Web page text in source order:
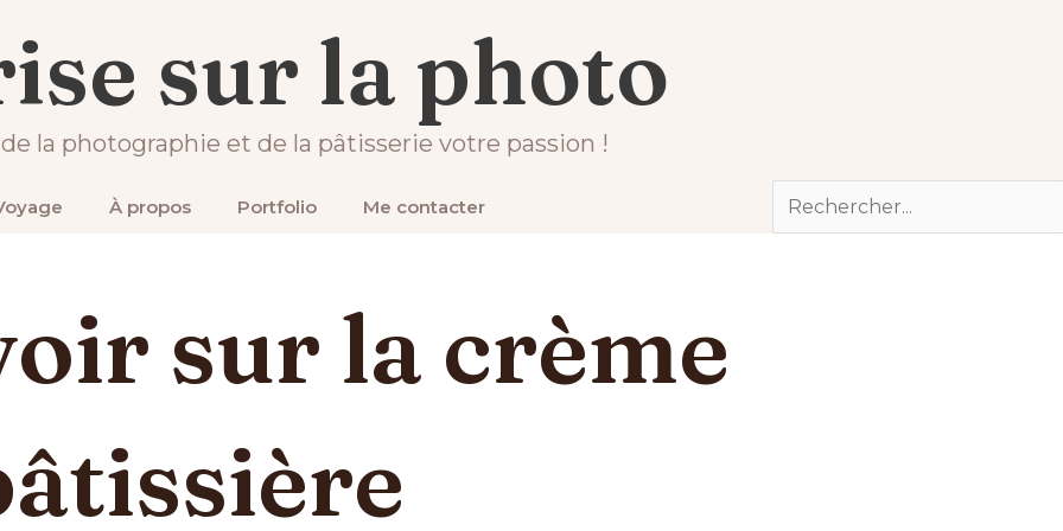
sur la photo
la photographie et de la pâtisserie votre passion !
À propos Portfolio Me contacter Rechercher
sur la crème